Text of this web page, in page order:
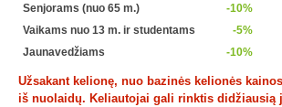
Senjorams (nuo 65 m.)
-10%
Vaikams nuo 13 m. ir studentams
-5%
Jaunavedžiams
-10%
Užsakant kelionę, nuo bazinės kelionės
iš nuolaidų. Keliautojai gali rinktis didžiausią